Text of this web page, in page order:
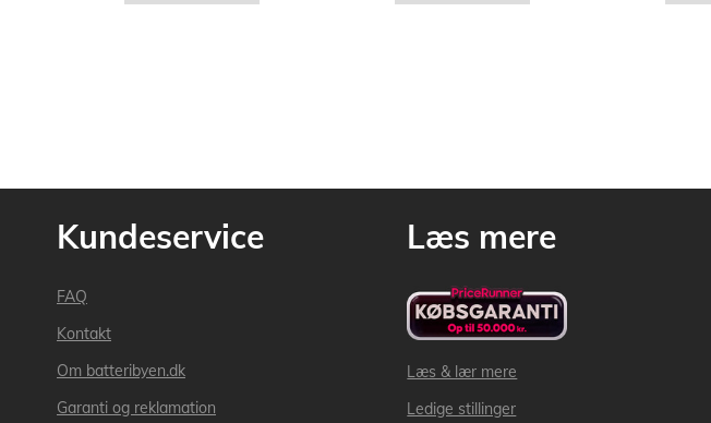
Kundeservice
FAQ
Kontakt
Om batteribyen.dk
Garanti og reklamation
Læs mere
Læs & lær mere
Ledige stillinger